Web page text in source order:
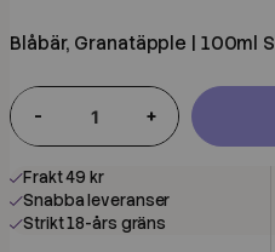
Blåbär, Granatäpple | 100ml
- +
Frakt 49 kr
Snabba leveranser
Strikt 18-års gräns